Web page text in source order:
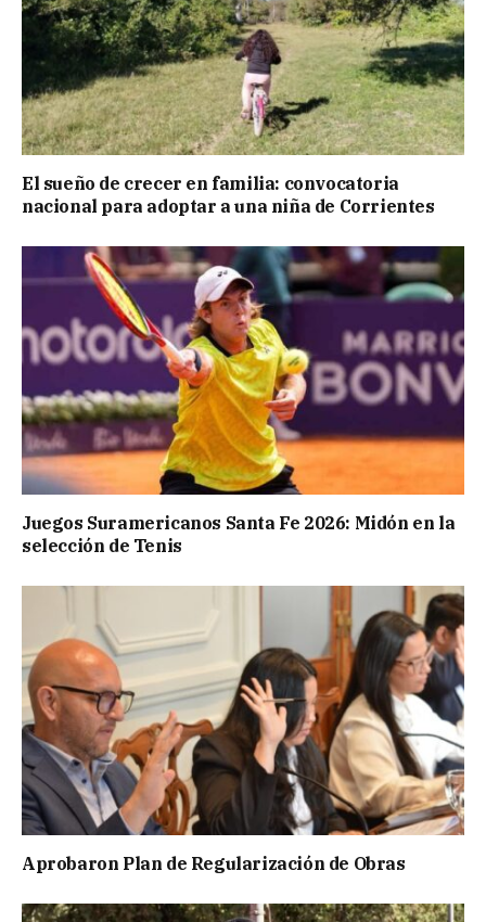
El sueño de crecer en familia: convocatoria
nacional para adoptar a una niña de Corrientes
Juegos Suramericanos Santa Fe 2026: Midón en la
selección de Tenis
Aprobaron Plan de Regularización de Obras